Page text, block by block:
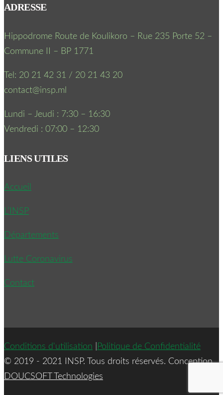
ADRESSE
Hippodrome Route de Koulikoro – Rue 235 Porte 52 –
Commune II – BP 1771
Tel: 20 21 42 31 / 20 21 43 20
contact@insp.ml
Lundi – Jeudi : 7:30 – 16:30
Vendredi : 07:00 – 12:30
LIENS UTILES
Accueil
L’INSP
Départements
Lutte Coronavirus
Contact
Conditions d'utilisation
Politique de Confidentialité
© 2019 - 2021 INSP. Tous droits réservés. Conception
DOUCSOFT Technologies